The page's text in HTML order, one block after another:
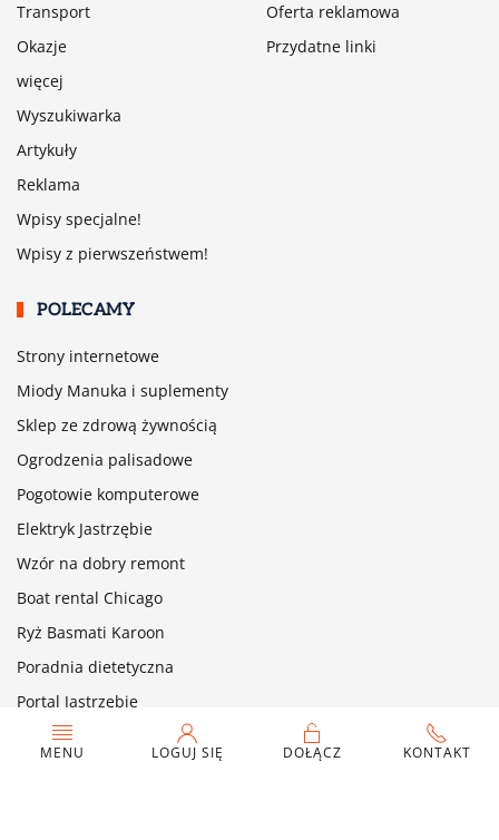
MENU LOGUJ SIĘ DOŁĄCZ KONTAKT
Transport
Okazje
więcej
Wyszukiwarka
Artykuły
Reklama
Wpisy specjalne!
Wpisy z pierwszeństwem!
Oferta reklamowa
Przydatne linki
POLECAMY
Strony internetowe
Miody Manuka i suplementy
Sklep ze zdrową żywnością
Ogrodzenia palisadowe
Pogotowie komputerowe
Elektryk Jastrzębie
Wzór na dobry remont
Boat rental Chicago
Ryż Basmati Karoon
Poradnia dietetyczna
Portal Jastrzębie
Twój link od 100 zł/msc